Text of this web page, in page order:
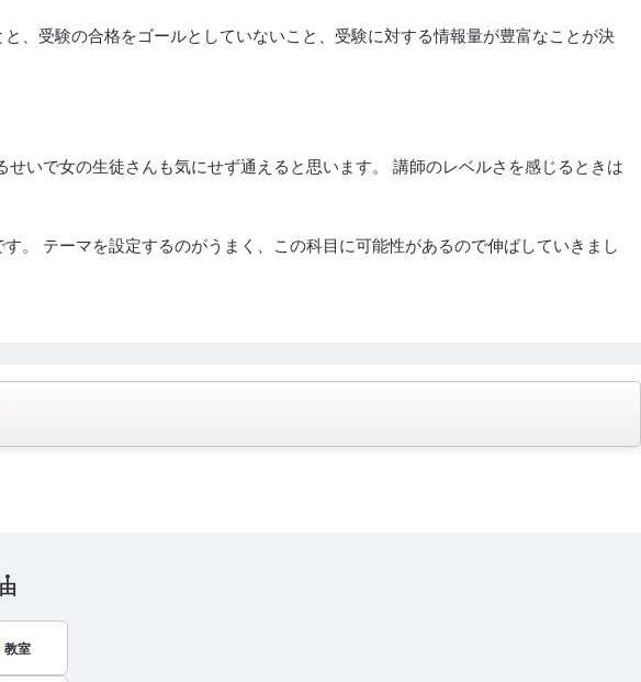
、受験の合格をゴールとしていないこと、受験に対する情報量が豊富なことが決
いで女の生徒さんも気にせず通えると思います。 講師のレベルさを感じるときは
。 テーマを設定するのがうまく、この科目に可能性があるので伸ばしていきまし
由
教室